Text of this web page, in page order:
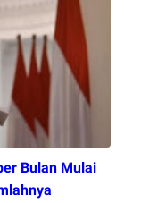
Bulan Mulai